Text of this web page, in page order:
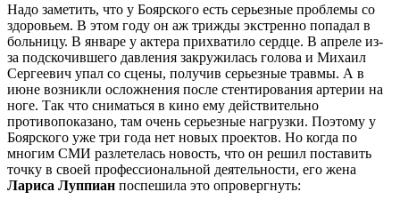
Надо заметить, что у Боярского есть серьезные проблемы со
здоровьем. В этом году он аж трижды экстренно попадал в
больницу. В январе у актера прихватило сердце. В апреле из-
за подскочившего давления закружилась голова и Михаил
Сергеевич упал со сцены, получив серьезные травмы. А в
июне возникли осложнения после стентирования артерии на
ноге. Так что сниматься в кино ему действительно
противопоказано, там очень серьезные нагрузки. Поэтому у
Боярского уже три года нет новых проектов. Но когда по
многим СМИ разлетелась новость, что он решил поставить
точку в своей профессиональной деятельности, его жена
Лариса Луппиан поспешила это опровергнуть: